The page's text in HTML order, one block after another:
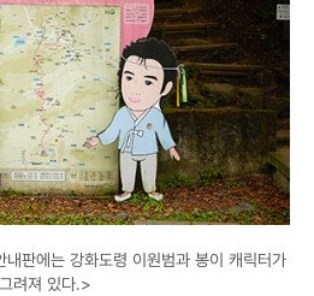
판에는 강화도령 이원범과 봉이 캐릭터가
그려져 있다.>